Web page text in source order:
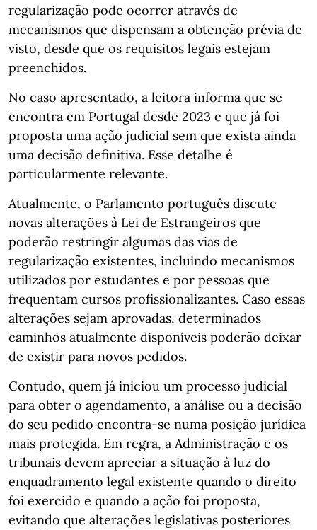
regularização pode ocorrer através de
mecanismos que dispensam a obtenção prévia de
visto, desde que os requisitos legais estejam
preenchidos.
No caso apresentado, a leitora informa que se
encontra em Portugal desde 2023 e que já foi
proposta uma ação judicial sem que exista ainda
uma decisão definitiva. Esse detalhe é
particularmente relevante.
Atualmente, o Parlamento português discute
novas alterações à Lei de Estrangeiros que
poderão restringir algumas das vias de
regularização existentes, incluindo mecanismos
utilizados por estudantes e por pessoas que
frequentam cursos profissionalizantes. Caso essas
alterações sejam aprovadas, determinados
caminhos atualmente disponíveis poderão deixar
de existir para novos pedidos.
Contudo, quem já iniciou um processo judicial
para obter o agendamento, a análise ou a decisão
do seu pedido encontra-se numa posição jurídica
mais protegida. Em regra, a Administração e os
tribunais devem apreciar a situação à luz do
enquadramento legal existente quando o direito
foi exercido e quando a ação foi proposta,
evitando que alterações legislativas posteriores